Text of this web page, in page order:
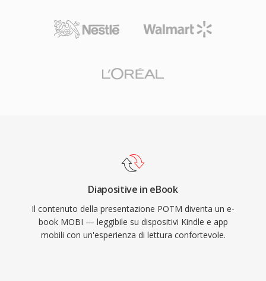
Diapositive in eBook
Il contenuto della presentazione POTM diventa un e-
book MOBI — leggibile su dispositivi Kindle e app
mobili con un'esperienza di lettura confortevole.